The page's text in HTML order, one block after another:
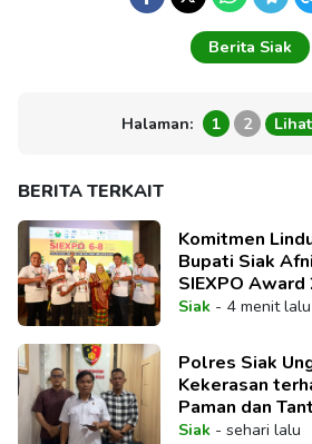
Berita Siak
Halaman: 1 2
BERITA TERKAIT
Komitmen
Bupati Siak
SIEXPO Award
Siak- 4 menit lalu
Polres Siak
Kekerasan
Paman dan
Tersangka
Siak- sehari lalu